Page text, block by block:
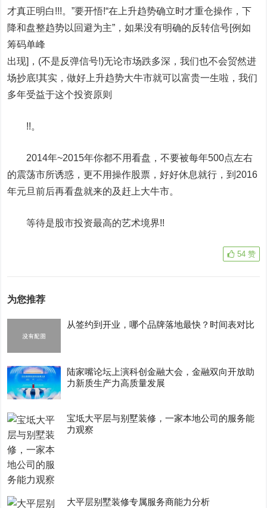
才真正明白!!!。”要开悟!“在上升趋势确立时才重仓操作，下
降和盘整趋势以回避为主”，如果没有明确的反转信号[例如
筹码单峰
出现]，(不是反弹信号!)无论市场跌多深，我们也不会贸然进
场抄底!其实，做好上升趋势大牛市就可以富贵一生啦，我们
多年受益于这个投资原则
!!。
2014年~2015年你都不用看盘，不要被每年500点左右
的震荡市所诱惑，更不用操作股票，好好休息就行，到2016
年元旦前后再看盘就来的及赶上大牛市。
等待是股市投资最高的艺术境界!!
54 赞
为您推荐
从签约到开业，哪个品牌落地最快？时间表对比
陆家嘴论坛上演科创金融大会，金融双向开放助
力新质生产力高质量发展
宝坻大平层与别墅装修，一家本地公司的服务能
力观察
大平层别墅装修专属服务商能力分析